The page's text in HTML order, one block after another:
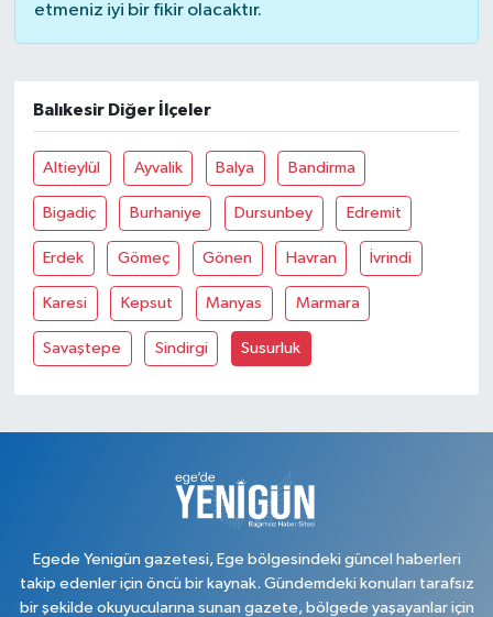
etmeniz iyi bir fikir olacaktır.
Balıkesir Diğer İlçeler
Altieylül Ayvalik Balya Bandirma
Bigadiç Burhaniye Dursunbey Edremit
Erdek Gömeç Gönen Havran İvrindi
Karesi Kepsut Manyas Marmara
Savaştepe Sindirgi Susurluk
Egede Yenigün gazetesi, Ege bölgesindeki güncel haberleri
takip edenler için öncü bir kaynak. Gündemdeki konuları tarafsız
bir şekilde okuyucularına sunan gazete, bölgede yaşayanlar için